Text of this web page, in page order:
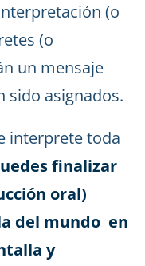
(o
(o
un mensaje
sido asignados.
interprete toda
finalizar
oral)
del mundo en
y